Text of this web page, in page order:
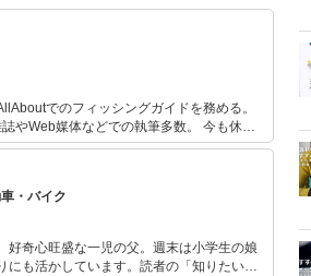
でのフィッシングガイドを務める。
媒体などでの執筆多数。 今も休日
ャンルの釣りを体験し、季節に合わせて日
げのミリタリー系ギアで揃えるマニアな
・バイク
好奇心旺盛な一児の父。週末は小学生の娘
にも活かしています。読者の「知りたい」